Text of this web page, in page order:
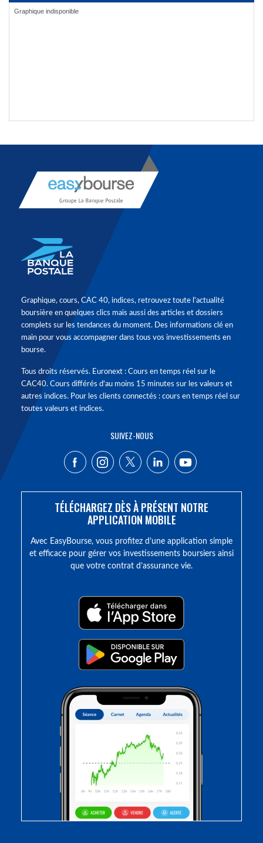
Graphique, cours, CAC 40, indices, retrouvez toute l'actualité
boursière en quelques clics mais aussi des articles et dossiers
complets sur les tendances du moment. Des informations clé en
main pour vous accompagner dans tous vos investissements en
bourse.
Tous droits réservés. Euronext : Cours en temps réel sur le
CAC40. Cours différés d'au moins 15 minutes sur les valeurs et
autres indices. Pour les clients connectés : cours en temps réel sur
toutes valeurs et indices.
SUIVEZ-NOUS
TÉLÉCHARGEZ DÈS À PRÉSENT NOTRE
APPLICATION MOBILE
Avec EasyBourse, vous profitez d’une application simple
et efficace pour gérer vos investissements boursiers ainsi
que votre contrat d’assurance vie.